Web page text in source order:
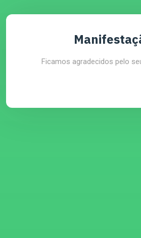
Ficamos agradecidos pelo